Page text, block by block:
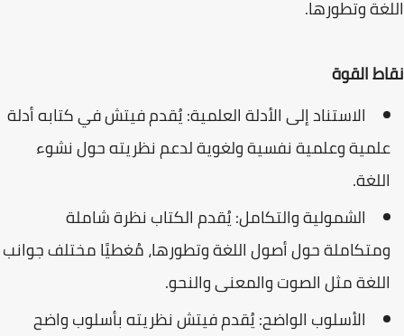
اللغة وتطورها.
نقاط القوة
الاستناد إلى الأدلة العلمية: يُقدم فيتش في كتابه أدلة
علمية وعلمية نفسية ولغوية لدعم نظريته حول نشوء
اللغة.
الشمولية والتكامل: يُقدم الكتاب نظرة شاملة
ومتكاملة حول أصول اللغة وتطورها، مُغطيًا مختلف جوانب
اللغة مثل الصوت والمعنى والنحو.
الأسلوب الواضح: يُقدم فيتش نظريته بأسلوب واضح